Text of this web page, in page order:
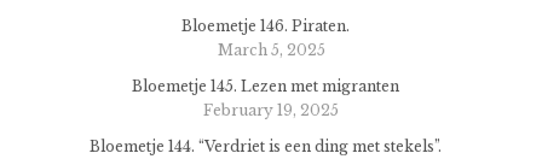
Bloemetje 146. Piraten.
March 5, 2025
Bloemetje 145. Lezen met migranten
February 19, 2025
Bloemetje 144. “Verdriet is een ding met stekels”.